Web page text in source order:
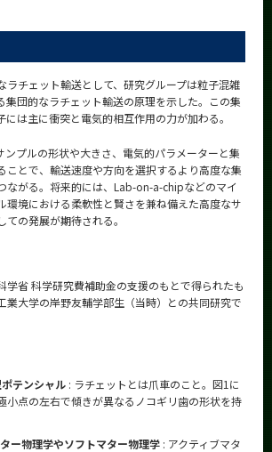
ラチェット輸送として、研究グループは粒子混雑
集団的なラチェット輸送の原理を示した。この集
は主に衝突と電気的相互作用の力が加わる。
ンプルの形状や大きさ、電気的パラメーターと集
ことで、輸送速度や方向を選択するより高度な集
ながる。将来的には、Lab-on-a-chipなどのマイ
環境における柔軟性と賢さを兼ね備えた高度なサ
の発展が期待される。
学省 科学研究費補助金の支援のもとで得られたも
業大学の岸野友輔学部生（当時）との共同研究で
テンシャル : ラチェットとは爪車のこと。図1に
小点の左右で傾きが異なるノコギリ歯の形状を持
ー物理学やソフトマター物理学 : アクティブマタ